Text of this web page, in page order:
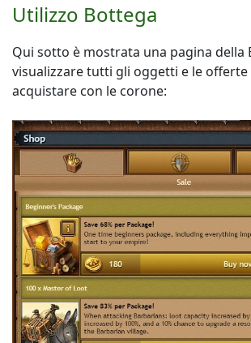
Utilizzo Bottega
Qui sotto è mostrata una pagina della
visualizzare tutti gli oggetti e le offerte
acquistare con le corone: